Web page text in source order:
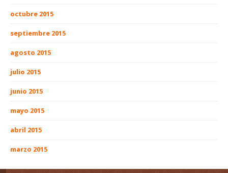
octubre 2015
septiembre 2015
agosto 2015
julio 2015
junio 2015
mayo 2015
abril 2015
marzo 2015